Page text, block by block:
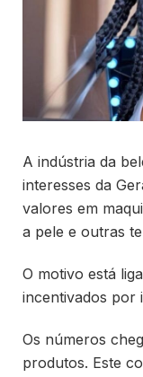
A indústria da
interesses da
valores em
a pele e outras
O motivo está
incentivados por
Os números
produtos. Este